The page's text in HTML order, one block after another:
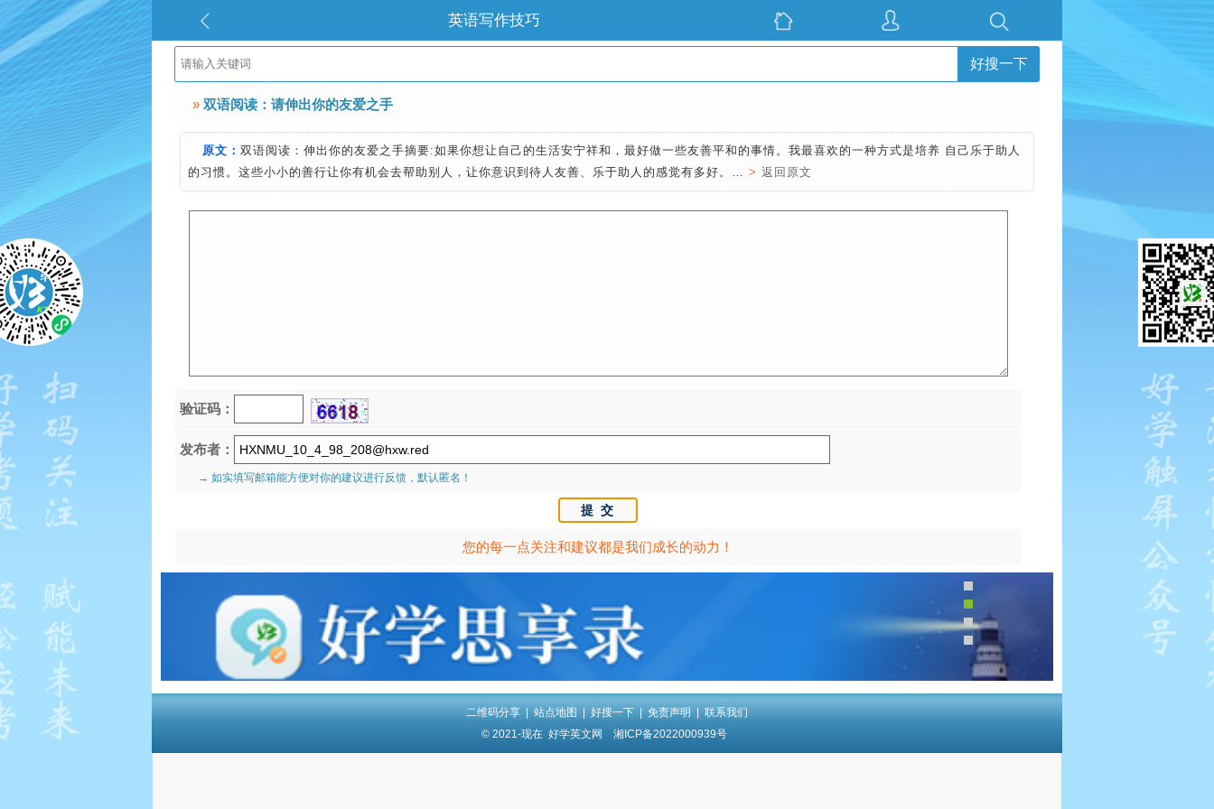
英语写作技巧
好搜一下
» 双语阅读：请伸出你的友爱之手
原文：双语阅读：伸出你的友爱之手摘要:如果你想让自己的生活安宁祥和，最好做一些友善平和的事情。我最喜欢的一种方式是培养 自己乐于助人
的习惯。这些小小的善行让你有机会去帮助别人，让你意识到待人友善、乐于助人的感觉有多好。… >返回原文
验证码：
发布者：
→ 如实填写邮箱能方便对你的建议进行反馈，默认匿名！
您的每一点关注和建议都是我们成长的动力！
二维码分享 站点地图 好搜一下 免责声明
联系我们
© 2021-现在 好学英文网 湘ICP备2022000939号